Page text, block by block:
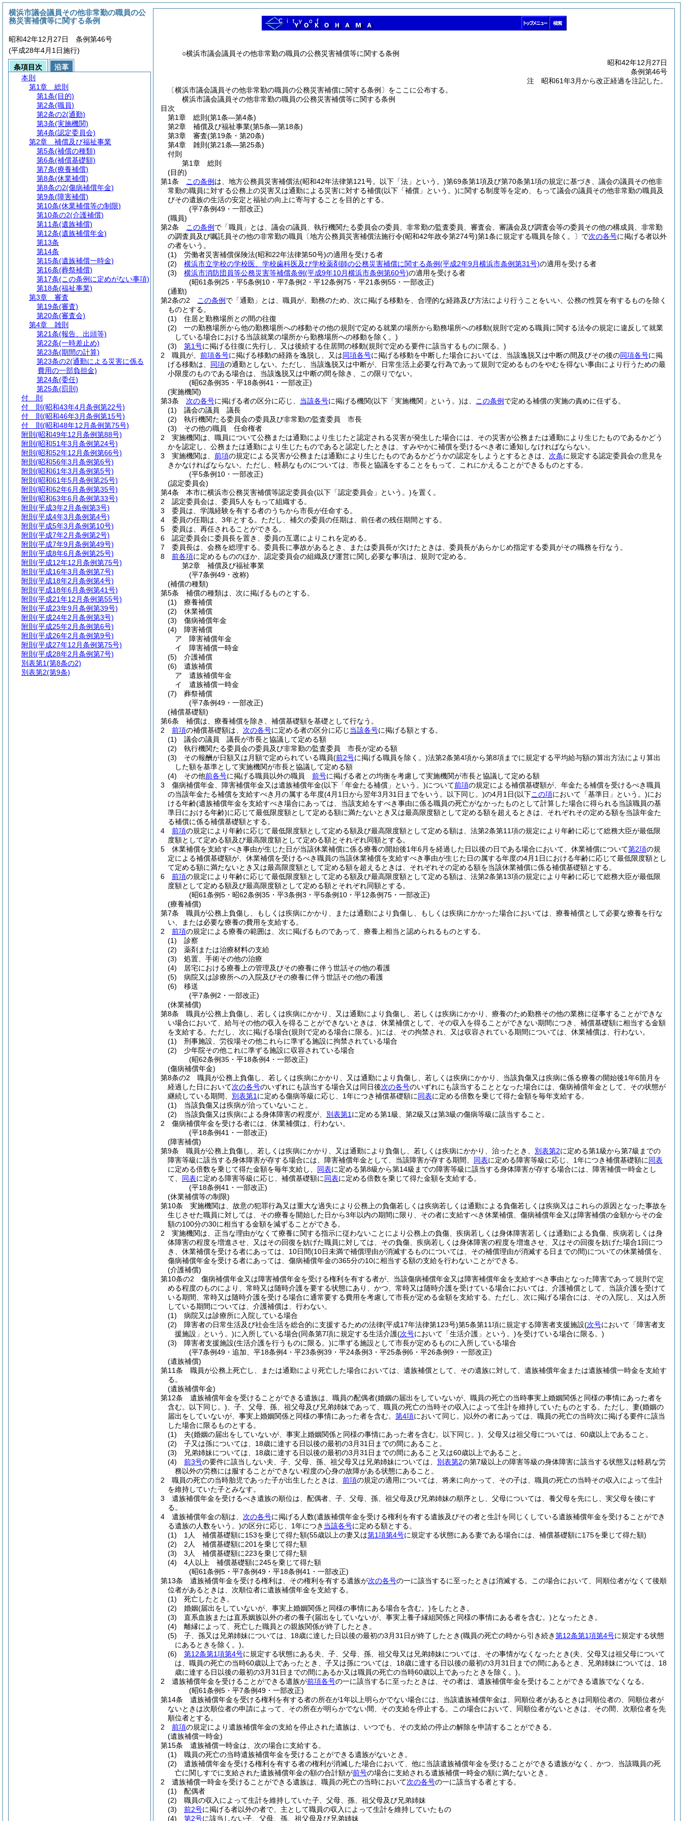
○横浜市議会議員その他非常勤の職員の公務災害補償等に関する条例
昭和42年12月27日
条例第46号
注 昭和61年3月から改正経過を注記した。
〔横浜市議会議員その他非常勤の職員の公務災害補償に関する条例〕をここに公布する。
横浜市議会議員その他非常勤の職員の公務災害補償等に関する条例
目次
第1章
総則 (第1条―第4条)
第2章
補償及び福祉事業(第5条―第18条)
第3章
審査(第19条・第20条)
第4章
雑則 (第21条―第25条)
付則
第1章
総則
(目的)
第1条
この条例 は、地方公務員災害補償法(昭和42年法律第121号。以下「法」という。)第69条第1項及び第70条第1項の規定に基づき、議会の議員その他非
常勤の職員に対する公務上の災害又は通勤による災害に対する補償(以下「補償」という。)に関する制度等を定め、もって議会の議員その他非常勤の職員及
びその遺族の生活の安定と福祉の向上に寄与することを目的とする。
(平7条例49・一部改正)
(職員)
第2条
この条例 で「職員」とは、議会の議員、執行機関たる委員会の委員、非常勤の監査委員、審査会、審議会及び調査会等の委員その他の構成員、非常勤
の調査員及び嘱託員その他の非常勤の職員〔地方公務員災害補償法施行令(昭和42年政令第274号)第1条に規定する職員を除く。 〕で次の各号に掲げる者以外
の者をいう。
(1)
労働者災害補償保険法(昭和22年法律第50号)の適用を受ける者
(2)
横浜市立学校の学校医、学校歯科医及び学校薬剤師の公務災害補償に関する条例(平成2年9月横浜市条例第31号)の適用を受ける者
(3)
横浜市消防団員等公務災害等補償条例(平成9年10月横浜市条例第60号)の適用を受ける者
(昭61条例25・平5条例10・平7条例2・平12条例75・平21条例55・一部改正)
(通勤)
第2条の2
この条例 で「通勤」とは、職員が、勤務のため、次に掲げる移動を、合理的な経路及び方法により行うことをいい、公務の性質を有するものを除く
ものとする。
(1)
住居と勤務場所との間の往復
(2)
一の勤務場所から他の勤務場所への移動その他の規則で定める就業の場所から勤務場所への移動(規則で定める職員に関する法令の規定に違反して就業
している場合における当該就業の場所から勤務場所への移動を除く。)
(3)
第1号に掲げる往復に先行し、又は後続する住居間の移動(規則で定める要件に該当するものに限る。)
2
職員が、 前項各号に掲げる移動の経路を逸脱し、又は同項各号に掲げる移動を中断した場合においては、当該逸脱又は中断の間及びその後の同項各号に掲
げる移動は、 同項の通勤としない。 ただし、当該逸脱又は中断が、日常生活上必要な行為であって規則で定めるものをやむを得ない事由により行うための最
小限度のものである場合は、当該逸脱又は中断の間を除き、この限りでない。
(昭62条例35・平18条例41・一部改正)
(実施機関)
第3条
次の各号に掲げる者の区分に応じ、 当該各号に掲げる機関(以下「実施機関」という。)は、 この条例 で定める補償の実施の責めに任ずる。
(1)
議会の議員 議長
(2)
執行機関たる委員会の委員及び非常勤の監査委員 市長
(3)
その他の職員 任命権者
2
実施機関は、職員について公務または通勤により生じたと認定される災害が発生した場合には、その災害が公務または通勤により生じたものであるかどう
かを認定し、公務または通勤により生じたものであると認定したときは、すみやかに補償を受けるべき者に通知しなければならない。
3
実施機関は、 前項の規定による災害が公務または通勤により生じたものであるかどうかの認定をしようとするときは、 次条に規定する認定委員会の意見を
きかなければならない。 ただし、軽易なものについては、市長と協議をすることをもって、これにかえることができるものとする。
(平5条例10・一部改正)
(認定委員会)
第4条
本市に横浜市公務災害補償等認定委員会(以下「認定委員会」という。)を置く。
2
認定委員会は、委員5人をもって組織する。
3
委員は、学識経験を有する者のうちから市長が任命する。
4
委員の任期は、3年とする。 ただし、補欠の委員の任期は、前任者の残任期間とする。
5
委員は、再任されることができる。
6
認定委員会に委員長を置き、委員の互選によりこれを定める。
7
委員長は、会務を総理する。 委員長に事故があるとき、または委員長が欠けたときは、委員長があらかじめ指定する委員がその職務を行なう。
8
前各項に定めるもののほか、認定委員会の組織及び運営に関し必要な事項は、規則で定める。
第2章
補償及び福祉事業
(平7条例49・改称)
(補償の種類)
第5条
補償の種類は、次に掲げるものとする。
(1)
療養補償
(2)
休業補償
(3)
傷病補償年金
(4)
障害補償
ア
障害補償年金
イ
障害補償一時金
(5)
介護補償
(6)
遺族補償
ア
遺族補償年金
イ
遺族補償一時金
(7)
葬祭補償
(平7条例49・一部改正)
(補償基礎額)
第6条
補償は、療養補償を除き、補償基礎額を基礎として行なう。
2
前項の補償基礎額は、 次の各号に定める者の区分に応じ当該各号に掲げる額とする。
(1)
議会の議員 議長が市長と協議して定める額
(2)
執行機関たる委員会の委員及び非常勤の監査委員 市長が定める額
(3)
その報酬が日額又は月額で定められている職員(前2号に掲げる職員を除く。)法第2条第4項から第8項までに規定する平均給与額の算出方法により算出
した額を基準として実施機関が市長と協議して定める額
(4)
その他前各号に掲げる職員以外の職員 前号に掲げる者との均衡を考慮して実施機関が市長と協議して定める額
3
傷病補償年金、障害補償年金又は遺族補償年金(以下「年金たる補償」という。)について前項の規定による補償基礎額が、年金たる補償を受けるべき職員
の当該年金たる補償を支給すべき月の属する年度(4月1日から翌年3月31日までをいう。以下同じ。)の4月1日(以下この項において「基準日」という。)にお
ける年齢(遺族補償年金を支給すべき場合にあっては、当該支給をすべき事由に係る職員の死亡がなかったものとして計算した場合に得られる当該職員の基
準日における年齢)に応じて最低限度額として定める額に満たないとき又は最高限度額として定める額を超えるときは、それぞれその定める額を当該年金た
る補償に係る補償基礎額とする。
4
前項の規定により年齢に応じて最低限度額として定める額及び最高限度額として定める額は、法第2条第11項の規定により年齢に応じて総務大臣が最低限
度額として定める額及び最高限度額として定める額とそれぞれ同額とする。
5
休業補償を支給すべき事由が生じた日が当該休業補償に係る療養の開始後1年6月を経過した日以後の日である場合において、休業補償について第2項の規
定による補償基礎額が、休業補償を受けるべき職員の当該休業補償を支給すべき事由が生じた日の属する年度の4月1日における年齢に応じて最低限度額とし
て定める額に満たないとき又は最高限度額として定める額を超えるときは、それぞれその定める額を当該休業補償に係る補償基礎額とする。
6
前項の規定により年齢に応じて最低限度額として定める額及び最高限度額として定める額は、法第2条第13項の規定により年齢に応じて総務大臣が最低限
度額として定める額及び最高限度額として定める額とそれぞれ同額とする。
(昭61条例5・昭62条例35・平3条例3・平5条例10・平12条例75・一部改正)
(療養補償)
第7条
職員が公務上負傷し、もしくは疾病にかかり、または通勤により負傷し、もしくは疾病にかかった場合においては、療養補償として必要な療養を行な
い、または必要な療養の費用を支給する。
2
前項の規定による療養の範囲は、次に掲げるものであって、療養上相当と認められるものとする。
(1)
診察
(2)
薬剤または治療材料の支給
(3)
処置、手術その他の治療
(4)
居宅における療養上の管理及びその療養に伴う世話その他の看護
(5)
病院又は診療所への入院及びその療養に伴う世話その他の看護
(6)
移送
(平7条例2・一部改正)
(休業補償)
第8条
職員が公務上負傷し、若しくは疾病にかかり、又は通勤により負傷し、若しくは疾病にかかり、療養のため勤務その他の業務に従事することができな
い場合において、給与その他の収入を得ることができないときは、休業補償として、その収入を得ることができない期間につき、補償基礎額に相当する金額
を支給する。 ただし、次に掲げる場合(規則で定める場合に限る。)には、その拘禁され、又は収容されている期間については、休業補償は、行わない。
(1)
刑事施設、労役場その他これらに準ずる施設に拘禁されている場合
(2)
少年院その他これに準ずる施設に収容されている場合
(昭62条例35・平18条例4・一部改正)
(傷病補償年金)
第8条の2
職員が公務上負傷し、若しくは疾病にかかり、又は通勤により負傷し、若しくは疾病にかかり、当該負傷又は疾病に係る療養の開始後1年6箇月を
経過した日において次の各号のいずれにも該当する場合又は同日後次の各号のいずれにも該当することとなった場合には、傷病補償年金として、その状態が
継続している期間、 別表第1 に定める傷病等級に応じ、1年につき補償基礎額に同表に定める倍数を乗じて得た金額を毎年支給する。
(1)
当該負傷又は疾病が治っていないこと。
(2)
当該負傷又は疾病による身体障害の程度が、 別表第1 に定める第1級、第2級又は第3級の傷病等級に該当すること。
2
傷病補償年金を受ける者には、休業補償は、行わない。
(平18条例41・一部改正)
(障害補償)
第9条
職員が公務上負傷し、若しくは疾病にかかり、又は通勤により負傷し、若しくは疾病にかかり、治ったとき、 別表第2に定める第1級から第7級までの
障害等級に該当する身体障害が存する場合には、障害補償年金として、当該障害が存する期間、 同表に定める障害等級に応じ、1年につき補償基礎額に同表
に定める倍数を乗じて得た金額を毎年支給し、 同表に定める第8級から第14級までの障害等級に該当する身体障害が存する場合には、障害補償一時金とし
て、 同表に定める障害等級に応じ、補償基礎額に同表に定める倍数を乗じて得た金額を支給する。
(平18条例41・一部改正)
(休業補償等の制限)
第10条
実施機関は、故意の犯罪行為又は重大な過失により公務上の負傷若しくは疾病若しくは通勤による負傷若しくは疾病又はこれらの原因となった事故を
生じさせた職員に対しては、その療養を開始した日から3年以内の期間に限り、その者に支給すべき休業補償、傷病補償年金又は障害補償の金額からその金
額の100分の30に相当する金額を減ずることができる。
2
実施機関は、正当な理由がなくて療養に関する指示に従わないことにより公務上の負傷、疾病若しくは身体障害若しくは通勤による負傷、疾病若しくは身
体障害の程度を増進させ、又はその回復を妨げた職員に対しては、その負傷、疾病若しくは身体障害の程度を増進させ、又はその回復を妨げた場合1回につ
き、休業補償を受ける者にあっては、10日間(10日未満で補償理由が消滅するものについては、その補償理由が消滅する日までの間)についての休業補償を、
傷病補償年金を受ける者にあっては、傷病補償年金の365分の10に相当する額の支給を行わないことができる。
(介護補償)
第10条の2
傷病補償年金又は障害補償年金を受ける権利を有する者が、当該傷病補償年金又は障害補償年金を支給すべき事由となった障害であって規則で定
める程度のものにより、常時又は随時介護を要する状態にあり、かつ、常時又は随時介護を受けている場合においては、介護補償として、当該介護を受けて
いる期間、常時又は随時介護を受ける場合に通常要する費用を考慮して市長が定める金額を支給する。 ただし、次に掲げる場合には、その入院し、又は入所
している期間については、介護補償は、行わない。
(1)
病院又は診療所に入院している場合
(2)
障害者の日常生活及び社会生活を総合的に支援するための法律(平成17年法律第123号)第5条第11項に規定する障害者支援施設(次号において「障害者支
援施設」という。)に入所している場合(同条第7項に規定する生活介護(次号において「生活介護」という。)を受けている場合に限る。)
(3)
障害者支援施設(生活介護を行うものに限る。)に準ずる施設として市長が定めるものに入所している場合
(平7条例49・追加、平18条例4・平23条例39・平24条例3・平25条例6・平26条例9・一部改正)
(遺族補償)
第11条
職員が公務上死亡し、または通勤により死亡した場合においては、遺族補償として、その遺族に対して、遺族補償年金または遺族補償一時金を支給す
る。
(遺族補償年金)
第12条
遺族補償年金を受けることができる遺族は、職員の配偶者(婚姻の届出をしていないが、職員の死亡の当時事実上婚姻関係と同様の事情にあった者を
含む。以下同じ。) 、子、父母、孫、祖父母及び兄弟姉妹であって、職員の死亡の当時その収入によって生計を維持していたものとする。 ただし、妻(婚姻の
届出をしていないが、事実上婚姻関係と同様の事情にあった者を含む。 第4項において同じ。)以外の者にあっては、職員の死亡の当時次に掲げる要件に該当
した場合に限るものとする。
(1)
夫(婚姻の届出をしていないが、事実上婚姻関係と同様の事情にあった者を含む。以下同じ。) 、父母又は祖父母については、60歳以上であること。
(2)
子又は孫については、18歳に達する日以後の最初の3月31日までの間にあること。
(3)
兄弟姉妹については、18歳に達する日以後の最初の3月31日までの間にあること又は60歳以上であること。
(4)
前3号の要件に該当しない夫、子、父母、孫、祖父母又は兄弟姉妹については、 別表第2の第7級以上の障害等級の身体障害に該当する状態又は軽易な労
務以外の労務には服することができない程度の心身の故障がある状態にあること。
2
職員の死亡の当時胎児であった子が出生したときは、 前項の規定の適用については、将来に向かって、その子は、職員の死亡の当時その収入によって生計
を維持していた子とみなす。
3
遺族補償年金を受けるべき遺族の順位は、配偶者、子、父母、孫、祖父母及び兄弟姉妹の順序とし、父母については、養父母を先にし、実父母を後にす
る。
4
遺族補償年金の額は、 次の各号に掲げる人数(遺族補償年金を受ける権利を有する遺族及びその者と生計を同じくしている遺族補償年金を受けることができ
る遺族の人数をいう。)の区分に応じ、1年につき 当該各号に定める額とする。
(1)
1人 補償基礎額に153を乗じて得た額(55歳以上の妻又は第1項第4号に規定する状態にある妻である場合には、補償基礎額に175を乗じて得た額)
(2)
2人 補償基礎額に201を乗じて得た額
(3)
3人 補償基礎額に223を乗じて得た額
(4)
4人以上 補償基礎額に245を乗じて得た額
(昭61条例5・平7条例49・平18条例41・一部改正)
第13条
遺族補償年金を受ける権利は、その権利を有する遺族が次の各号の一に該当するに至ったときは消滅する。
この場合において、同順位者がなくて後順
位者があるときは、次順位者に遺族補償年金を支給する。
(1)
死亡したとき。
(2)
婚姻(届出をしていないが、事実上婚姻関係と同様の事情にある場合を含む。)をしたとき。
(3)
直系血族または直系姻族以外の者の養子(届出をしていないが、事実上養子縁組関係と同様の事情にある者を含む。)となったとき。
(4)
離縁によって、死亡した職員との親族関係が終了したとき。
(5)
子、孫又は兄弟姉妹については、18歳に達した日以後の最初の3月31日が終了したとき(職員の死亡の時から引き続き第12条第1項第4号に規定する状態
にあるときを除く。)。
(6)
第12条第1項第4号に規定する状態にある夫、子、父母、孫、祖父母又は兄弟姉妹については、その事情がなくなったとき(夫、父母又は祖父母について
は、職員の死亡の当時60歳以上であったとき、子又は孫については、18歳に達する日以後の最初の3月31日までの間にあるとき、兄弟姉妹については、18
歳に達する日以後の最初の3月31日までの間にあるか又は職員の死亡の当時60歳以上であったときを除く。)。
2
遺族補償年金を受けることができる遺族が前項各号の一に該当するに至ったときは、その者は、遺族補償年金を受けることができる遺族でなくなる。
(昭61条例5・平7条例49・一部改正)
第14条
遺族補償年金を受ける権利を有する者の所在が1年以上明らかでない場合には、当該遺族補償年金は、同順位者があるときは同順位者の、同順位者が
ないときは次順位者の申請によって、その所在が明らかでない間、その支給を停止する。
この場合において、同順位者がないときは、その間、次順位者を先
順位者とする。
2
前項の規定により遺族補償年金の支給を停止された遺族は、いつでも、その支給の停止の解除を申請することができる。
(遺族補償一時金)
第15条
遺族補償一時金は、次の場合に支給する。
(1)
職員の死亡の当時遺族補償年金を受けることができる遺族がないとき。
(2)
遺族補償年金を受ける権利を有する者の権利が消滅した場合において、他に当該遺族補償年金を受けることができる遺族がなく、かつ、当該職員の死
亡に関しすでに支給された遺族補償年金の額の合計額が前号の場合に支給される遺族補償一時金の額に満たないとき。
2
遺族補償一時金を受けることができる遺族は、職員の死亡の当時において次の各号の一に該当する者とする。
(1)
配偶者
(2)
職員の収入によって生計を維持していた子、父母、孫、祖父母及び兄弟姉妹
(3)
前2号に掲げる者以外の者で、主として職員の収入によって生計を維持していたもの
(4)
第2号に該当しない子、父母、孫、祖父母及び兄弟姉妹
横浜市議会議員その他非常勤の職員の公
務災害補償等に関する条例
昭和42年12月27日 条例第46号
(平成28年4月1日施行)
条項目次
沿革
本則
第1章
総則
第1条(目的)
第2条(職員)
第2条の2(通勤)
第3条(実施機関)
第4条(認定委員会)
第2章
補償及び福祉事業
第5条(補償の種類)
第6条(補償基礎額)
第7条(療養補償)
第8条(休業補償)
第8条の2(傷病補償年金)
第9条(障害補償)
第10条(休業補償等の制限)
第10条の2(介護補償)
第11条(遺族補償)
第12条(遺族補償年金)
第13条
第14条
第15条(遺族補償一時金)
第16条(葬祭補償)
第17条(この条例に定めがない事項)
第18条(福祉事業)
第3章
審査
第19条(審査)
第20条(審査会)
第4章
雑則
第21条(報告、出頭等)
第22条(一時差止め)
第23条(期間の計算)
第23条の2(通勤による災害に係る
費用の一部負担金)
第24条(委任)
第25条(罰則)
付 則
付 則 (昭和43年4月条例第22号)
付 則 (昭和46年3月条例第15号)
付 則 (昭和48年12月条例第75号)
附則 (昭和49年12月条例第88号)
附則 (昭和51年3月条例第24号)
附則 (昭和52年12月条例第66号)
附則 (昭和56年3月条例第6号)
附則 (昭和61年3月条例第5号)
附則 (昭和61年5月条例第25号)
附則 (昭和62年6月条例第35号)
附則 (昭和63年6月条例第33号)
附則 (平成3年2月条例第3号)
附則 (平成4年3月条例第4号)
附則 (平成5年3月条例第10号)
附則 (平成7年2月条例第2号)
附則 (平成7年9月条例第49号)
附則 (平成8年6月条例第25号)
附則 (平成12年12月条例第75号)
附則 (平成16年3月条例第7号)
附則 (平成18年2月条例第4号)
附則 (平成18年6月条例第41号)
附則 (平成21年12月条例第55号)
附則 (平成23年9月条例第39号)
附則 (平成24年2月条例第3号)
附則 (平成25年2月条例第6号)
附則 (平成26年2月条例第9号)
附則 (平成27年12月条例第75号)
附則 (平成28年2月条例第7号)
別表第1(第8条の2)
別表第2(第9条)